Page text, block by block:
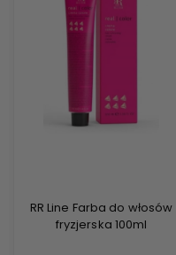
RR Line Farba do włosów
fryzjerska 100ml